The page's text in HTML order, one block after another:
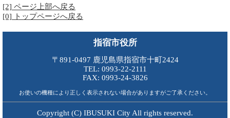
[2] ページ上部へ戻る
[0] トップページへ戻る
指宿市役所
〒891-0497 鹿児島県指宿市十町2424
TEL: 0993-22-2111
FAX: 0993-24-3826
お使いの機種により正しく表示されない場合がありますがご了承ください。
Copyright (C) IBUSUKI City All rights reserved.